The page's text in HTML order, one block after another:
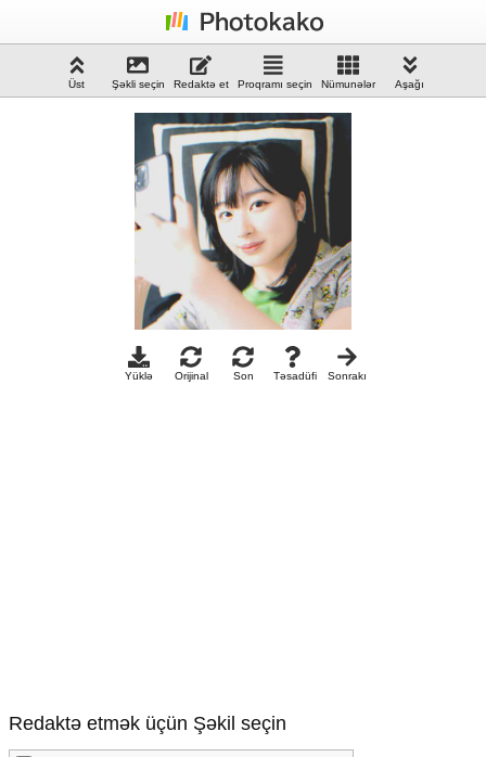
Üst Şəkli seçin Redaktə et Proqramı seçin Nümunələr Aşağı
Yüklə Orijinal Son Təsadüfi Sonrakı
Redaktə etmək üçün Şəkil seçin